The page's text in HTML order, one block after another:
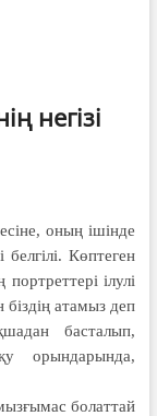
негізі
оның ішінде
Көптеген
ілулі
атамыз деп
басталып,
орындарында,
болаттай